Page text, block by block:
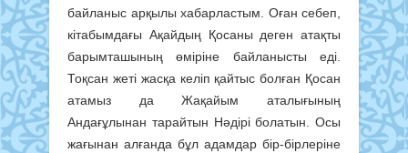
байланыс арқылы хабарластым. Оған себеп,
кітабымдағы Ақайдың Қосаны деген атақты
барымташының өміріне байланысты еді.
Тоқсан жеті жасқа келіп қайтыс болған Қосан
атамыз да Жақайым аталығының
Андағұлынан тарайтын Нәдірі болатын. Осы
жағынан алғанда бұл адамдар бір-бірлеріне